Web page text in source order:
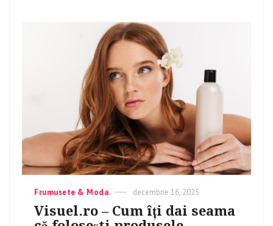
Categories
Frumusete & Moda
Posted
decembrie 16, 2025
Visuel.ro – Cum îți dai seama